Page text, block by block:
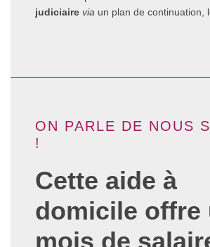
judiciaire via un plan de continuation,
ON PARLE DE NOUS
!
Cette aide à
domicile offre
mois de